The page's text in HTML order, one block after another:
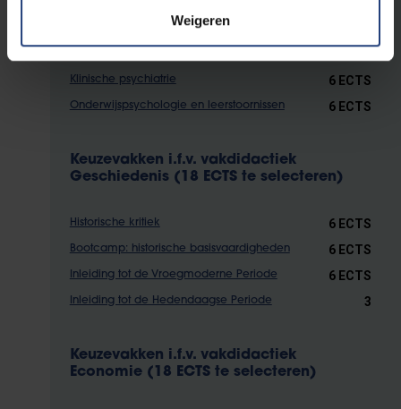
Weigeren
Organisatie van de hulpverlening
Klinische psychiatrie 6 ECTS
Onderwijspsychologie en leerstoornissen 6 ECTS
Keuzevakken i.f.v. vakdidactiek
Geschiedenis (18 ECTS te selecteren)
Historische kritiek 6 ECTS
Bootcamp: historische basisvaardigheden 6 ECTS
Inleiding tot de Vroegmoderne Periode 6 ECTS
Inleiding tot de Hedendaagse Periode 3
Keuzevakken i.f.v. vakdidactiek
Economie (18 ECTS te selecteren)